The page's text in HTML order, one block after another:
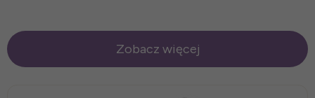
Zobacz więcej